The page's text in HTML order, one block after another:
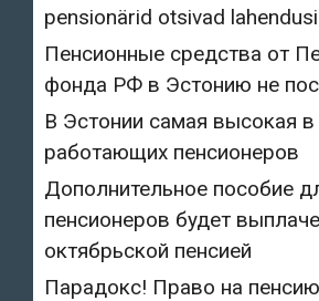
pensionärid otsivad lahendusi
Пенсионные средства от
фонда РФ в Эстонию не
В Эстонии самая высокая
работающих пенсионеров
Дополнительное пособие
пенсионеров будет
октябрьской пенсией
Парадокс! Право на